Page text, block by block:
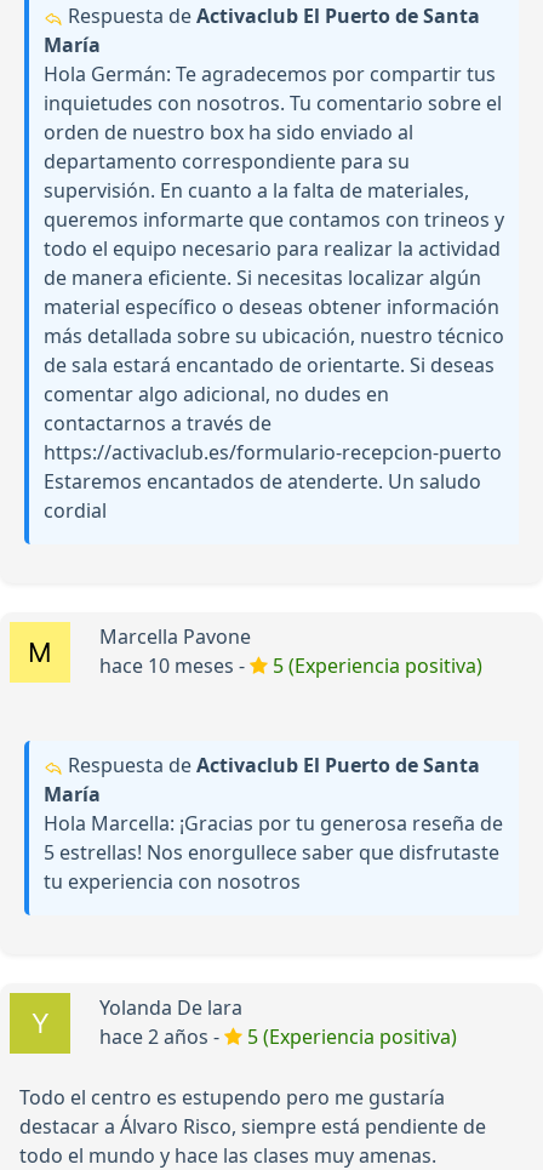
Respuesta deActivaclub El Puerto de Santa
María
Hola Germán: Te agradecemos por compartir tus
inquietudes con nosotros. Tu comentario sobre el
orden de nuestro box ha sido enviado al
departamento correspondiente para su
supervisión. En cuanto a la falta de materiales,
queremos informarte que contamos con trineos y
todo el equipo necesario para realizar la actividad
de manera eficiente. Si necesitas localizar algún
material específico o deseas obtener información
más detallada sobre su ubicación, nuestro técnico
de sala estará encantado de orientarte. Si deseas
comentar algo adicional, no dudes en
contactarnos a través de
https://activaclub.es/formulario-recepcion-puerto
Estaremos encantados de atenderte. Un saludo
cordial
Marcella Pavone
hace 10 meses -
5 (Experiencia positiva)
Respuesta deActivaclub El Puerto de Santa
María
Hola Marcella: ¡Gracias por tu generosa reseña de
5 estrellas! Nos enorgullece saber que disfrutaste
tu experiencia con nosotros
Yolanda De lara
hace 2 años -
5 (Experiencia positiva)
Todo el centro es estupendo pero me gustaría
destacar a Álvaro Risco, siempre está pendiente de
todo el mundo y hace las clases muy amenas.